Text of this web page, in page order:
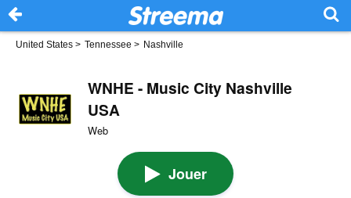
United States > Tennessee > Nashville
WNHE - Music City Nashville
USA
Web
Jouer